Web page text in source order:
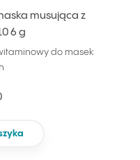
musująca z
6 g
do masek